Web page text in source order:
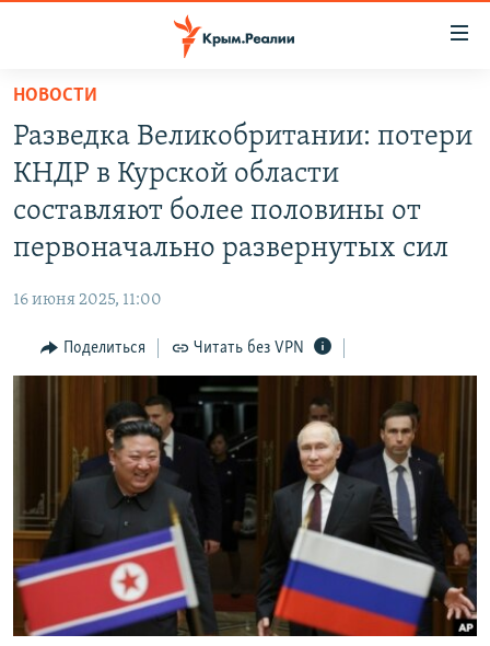
Вернуться
основному
содержанию
главной
Вернутся
поиску
СПЕЦПРОЕКТЫ
ИНФОГРАФИКА
ТЕЛЕПРОЕКТ КРЫМ.РЕАЛИИ
СОВЕТЫ ПРАВОЗАЩИТНИКОВ
ПРОПАВШИЕ БЕЗ ВЕСТИ
ПОБЕДИТЕЛЕЙ НЕ СУДЯТ?
КРЫМ.НЕПОКОРЕННЫЙ
УКРАИНСКАЯ ПРОБЛЕМА КРЫМА
РАДІО СВОБОДА
КАК ОБОЙТИ БЛОКИРОВКУ
Українською
Qırımtatar
ПРИСОЕДИНЯЙТЕСЬ!
НОВОСТИ
Разведка Великобритании: потери
КНДР в Курской области
составляют более половины от
первоначально развернутых сил
16 июня 2025, 11:00
Поделиться Читать без VPN